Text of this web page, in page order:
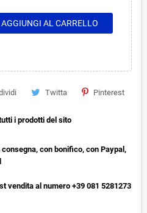
AGGIUNGI AL CARRELLO
Twitta Pinterest
i prodotti del sito
con bonifico, con Paypal,
vendita al numero +39 081 5281273